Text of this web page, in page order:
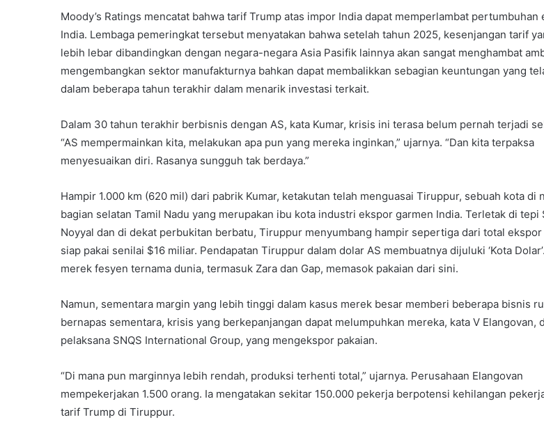
Moody’s Ratings mencatat bahwa tarif Trump atas impor India dapat memperlambat pertumbuhan
India. Lembaga pemeringkat tersebut menyatakan bahwa setelah tahun 2025, kesenjangan tarif
lebih lebar dibandingkan dengan negara-negara Asia Pasifik lainnya akan sangat menghambat
mengembangkan sektor manufakturnya bahkan dapat membalikkan sebagian keuntungan yang
dalam beberapa tahun terakhir dalam menarik investasi terkait.
Dalam 30 tahun terakhir berbisnis dengan AS, kata Kumar, krisis ini terasa belum pernah terjadi
“AS mempermainkan kita, melakukan apa pun yang mereka inginkan,” ujarnya. “Dan kita terpaksa
menyesuaikan diri. Rasanya sungguh tak berdaya.”
Hampir 1.000 km (620 mil) dari pabrik Kumar, ketakutan telah menguasai Tiruppur, sebuah kota di
bagian selatan Tamil Nadu yang merupakan ibu kota industri ekspor garmen India. Terletak di tepi
Noyyal dan di dekat perbukitan berbatu, Tiruppur menyumbang hampir sepertiga dari total ekspor
siap pakai senilai $16 miliar. Pendapatan Tiruppur dalam dolar AS membuatnya dijuluki ‘Kota
merek fesyen ternama dunia, termasuk Zara dan Gap, memasok pakaian dari sini.
Namun, sementara margin yang lebih tinggi dalam kasus merek besar memberi beberapa bisnis
bernapas sementara, krisis yang berkepanjangan dapat melumpuhkan mereka, kata V Elangovan,
pelaksana SNQS International Group, yang mengekspor pakaian.
“Di mana pun marginnya lebih rendah, produksi terhenti total,” ujarnya. Perusahaan Elangovan
mempekerjakan 1.500 orang. Ia mengatakan sekitar 150.000 pekerja berpotensi kehilangan
tarif Trump di Tiruppur.